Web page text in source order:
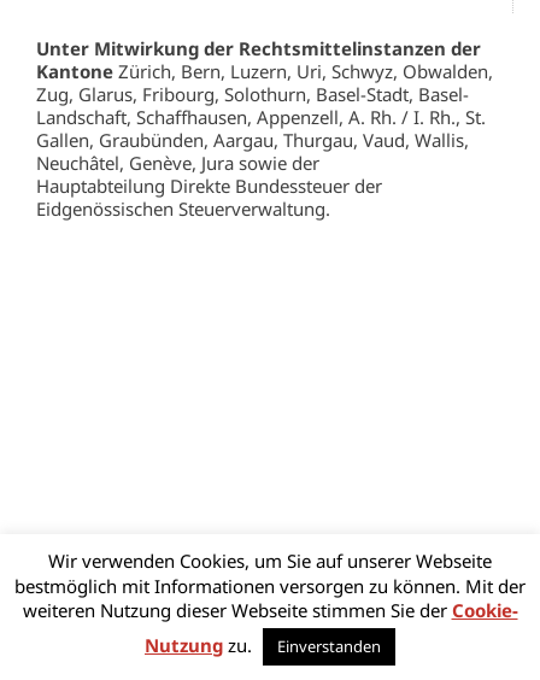
Unter Mitwirkung der Rechtsmittelinstanzen der
KantoneZürich, Bern, Luzern, Uri, Schwyz, Obwalden,
Zug, Glarus, Fribourg, Solothurn, Basel-Stadt, Basel-
Landschaft, Schaffhausen, Appenzell, A. Rh. / I. Rh., St.
Gallen, Graubünden, Aargau, Thurgau, Vaud, Wallis,
Neuchâtel, Genève, Jura sowie der
Hauptabteilung Direkte Bundessteuer der
Eidgenössischen Steuerverwaltung.
Wir verwenden Cookies, um Sie auf unserer Webseite
bestmöglich mit Informationen versorgen zu können. Mit der
weiteren Nutzung dieser Webseite stimmen Sie der Cookie-
Nutzung zu. Einverstanden